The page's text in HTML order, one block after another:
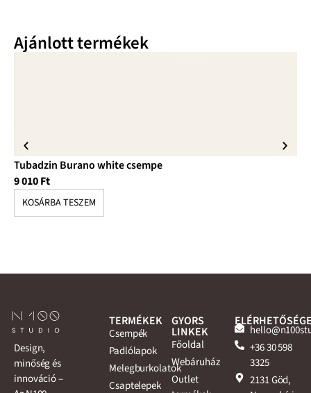
Ajánlott termékek
Tubadzin Burano white csempe
9 010Ft
KOSÁRBA TESZEM
Design,
minőség és
innováció –
TERMÉKEK
Csempék
Padlólapok
Melegburkolatok
Csaptelepek
GYORS
LINKEK
Főoldal
Webáruház
Outlet
+36 30 598
3325
2131 Göd,